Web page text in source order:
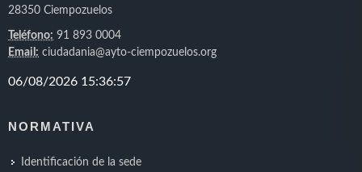
28350 Ciempozuelos
Teléfono: 91 893 0004
Email: ciudadania@ayto-ciempozuelos.org
NORMATIVA
Identificación de la sede